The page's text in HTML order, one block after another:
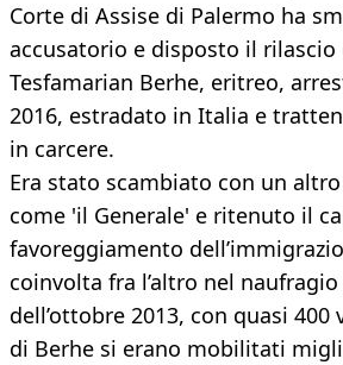
Corte di Assise di Palermo ha
accusatorio e disposto il rilascio
Tesfamarian Berhe, eritreo,
2016, estradato in Italia e
in carcere.
Era stato scambiato con un
come 'il Generale' e ritenuto il
favoreggiamento
coinvolta fra l’altro nel
dell’ottobre 2013, con quasi
di Berhe si erano mobilitati